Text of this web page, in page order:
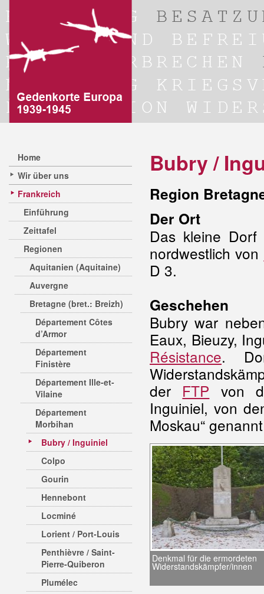
Home
Wir über uns
Frankreich
Einführung
Zeittafel
Regionen
Aquitanien (Aquitaine)
Auvergne
Bretagne (bret.: Breizh)
Département Côtes
d’Armor
Département
Finistère
Département Ille-et-
Vilaine
Département
Morbihan
Bubry / Inguiniel
Colpo
Gourin
Hennebont
Locminé
Lorient / Port-Louis
Penthièvre / Saint-
Pierre-Quiberon
Plumélec
Bubry /
Region
Der Ort
Das kleine
nordwestlich von
D 3.
Geschehen
Bubry war
Eaux, Bieuzy,
Résistance.
der FTP von
Inguiniel, von
Moskau“
Denkmal für die ermordeten
Widerstandskämpfer/innen